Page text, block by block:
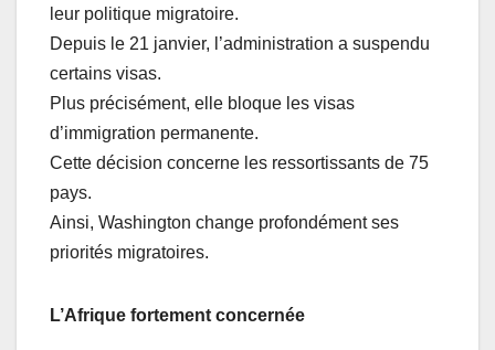
leur politique migratoire.
Depuis le 21 janvier, l’administration a suspendu
certains visas.
Plus précisément, elle bloque les visas
d’immigration permanente.
Cette décision concerne les ressortissants de 75
pays.
Ainsi, Washington change profondément ses
priorités migratoires.
L’Afrique fortement concernée